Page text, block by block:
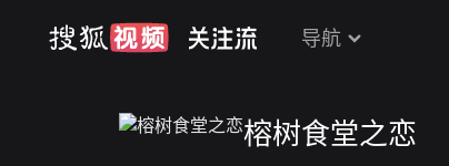
导航
榕树食堂之恋